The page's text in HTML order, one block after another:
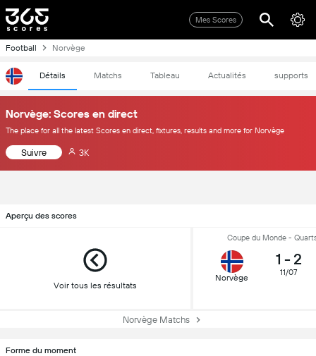
Mes Scores
Football Norvège
Détails Matchs Tableau Actualités supports
Norvège: Scores en direct
The place for all the latest Scores en direct, fixtures, results and more for Norvège
Suivre 3K
Aperçu des scores
Voir tous les résultats
Coupe du Monde -
Norvège
1 - 2
11/07
Norvège Matchs
Forme du moment